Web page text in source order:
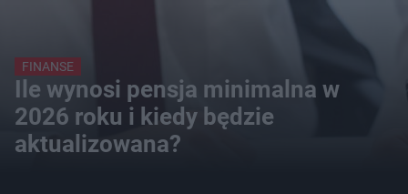
FINANSE
Ile wynosi pensja minimalna w
2026 roku i kiedy będzie
aktualizowana?